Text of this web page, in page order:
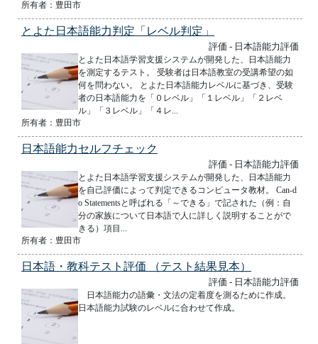
所有者：豊田市
とよた日本語能力判定「レベル判定」
評価 - 日本語能力評価
とよた日本語学習支援システムが開発した、日本語能力
を測定するテスト。 受験者は日本語教室の受講希望の如
何を問わない。 とよた日本語能力レベルに基づき、受験
者の日本語能力を「０レベル」「１レベル」「２レベ
ル」「３レベル」「４レ...
所有者：豊田市
日本語能力セルフチェック
評価 - 日本語能力評価
とよた日本語学習支援システムが開発した、日本語能力
を自己評価によって判定できるコンピュータ教材。 Can-d
o Statementsと呼ばれる「～できる」で記された（例：自
分の家族について日本語で人に詳しく説明することがで
きる）項目...
所有者：豊田市
日本語・教科テスト評価 （テスト結果見本）
評価 - 日本語能力評価
日本語能力の語彙・文法の定着度を測るために作成。
日本語能力試験のレベルに合わせて作成。